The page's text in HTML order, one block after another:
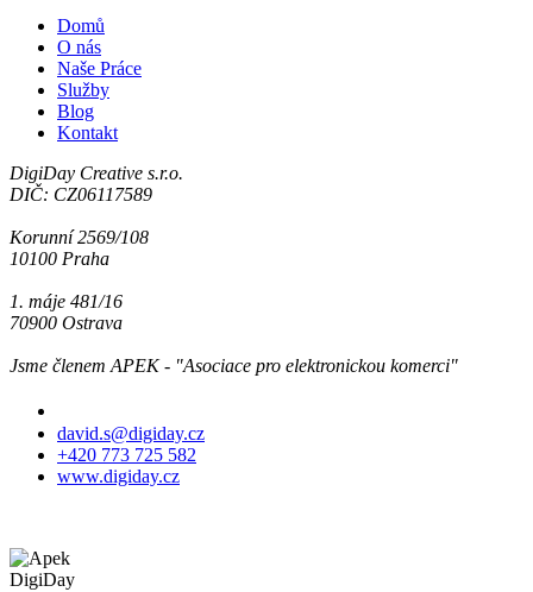
Domů
O nás
Naše Práce
Služby
Blog
Kontakt
DigiDay Creative s.r.o.
DIČ: CZ06117589
Korunní 2569/108
10100 Praha
1. máje 481/16
70900 Ostrava
Jsme členem APEK - "Asociace pro elektronickou komerci"
david.s@digiday.cz
+420 773 725 582
www.digiday.cz
DigiDay